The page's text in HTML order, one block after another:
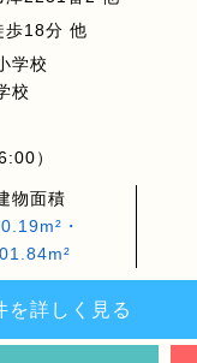
歩18分 他
学校
校
）
物面積
・
を詳しく見る